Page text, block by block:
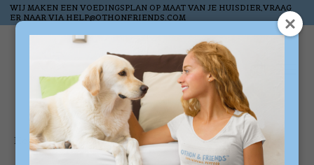
WIJ MAKEN EEN VOEDINGSPLAN OP MAAT VAN JE HUISDIER,VRAAG
ER NAAR VIA HELP@OTHONFRIENDS.COM
Verlanglijst
Home / Tags kauwproduct